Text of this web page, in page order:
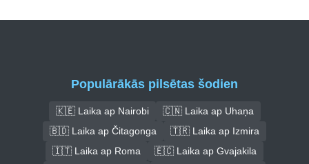
Populārākās pilsētas šodien
🇰🇪 Laika ap Nairobi
🇨🇳 Laika ap Uhaņa
🇧🇩 Laika ap Čitagonga
🇹🇷 Laika ap Izmira
🇮🇹 Laika ap Roma
🇪🇨 Laika ap Gvajakila